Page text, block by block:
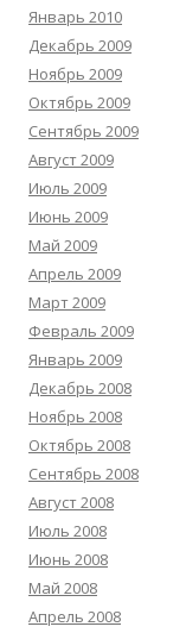
Январь 2010
Декабрь 2009
Ноябрь 2009
Октябрь 2009
Сентябрь 2009
Август 2009
Июль 2009
Июнь 2009
Май 2009
Апрель 2009
Март 2009
Февраль 2009
Январь 2009
Декабрь 2008
Ноябрь 2008
Октябрь 2008
Сентябрь 2008
Август 2008
Июль 2008
Июнь 2008
Май 2008
Апрель 2008